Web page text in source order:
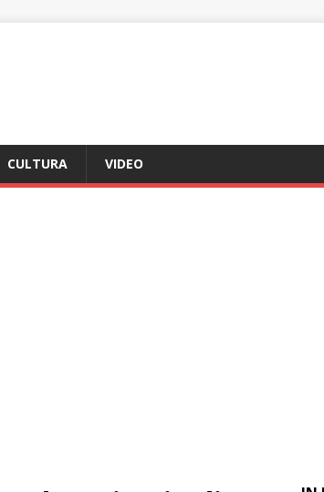
CULTURA VIDEO